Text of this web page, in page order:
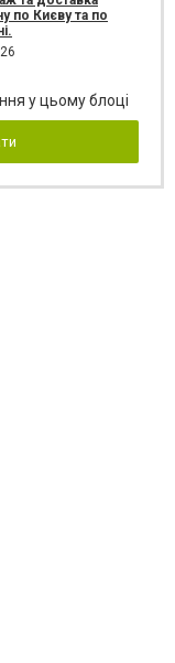
по Києву та по
у цьому блоці